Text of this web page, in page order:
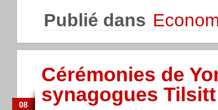
Publié dans
Cérémonies de
synagogues
08